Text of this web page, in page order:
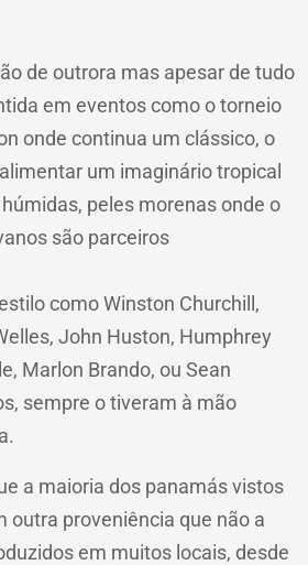
de outrora mas apesar de tudo
em eventos como o torneio
onde continua um clássico, o
um imaginário tropical
peles morenas onde o
são parceiros
como Winston Churchill,
John Huston, Humphrey
Marlon Brando, ou Sean
sempre o tiveram à mão
a maioria dos panamás vistos
outra proveniência que não a
em muitos locais, desde